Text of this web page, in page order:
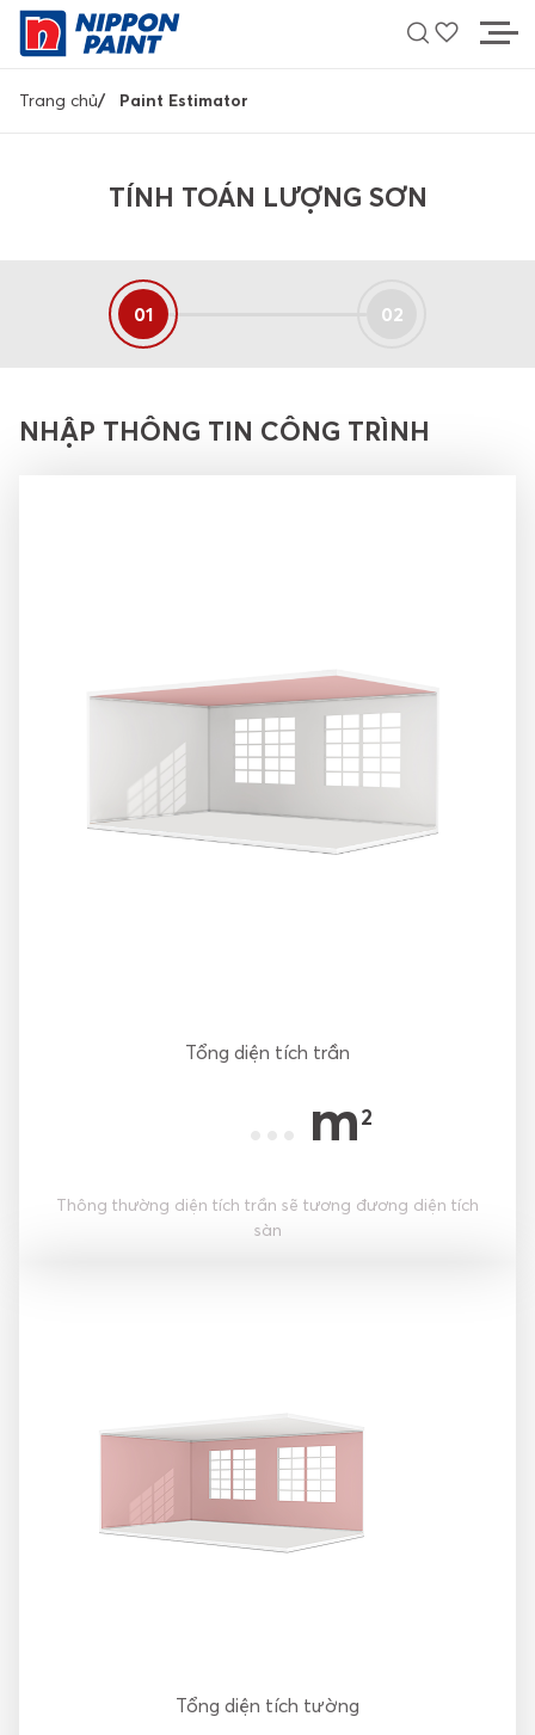
Nhảy
đến
dung
SẢN PHẨM
TÌM ĐẠI LÝ
LIÊN HỆ
Tiếng Việt
Khách hàng dự án
Breadcrumb
Trang chủ Paint Estimator
TÍNH TOÁN LƯỢNG SƠN
01 02
NHẬP THÔNG TIN CÔNG TRÌNH
Tổng diện tích trần
m2
Thông thường diện tích trần sẽ tương đương diện tích
sàn
Tổng diện tích tường